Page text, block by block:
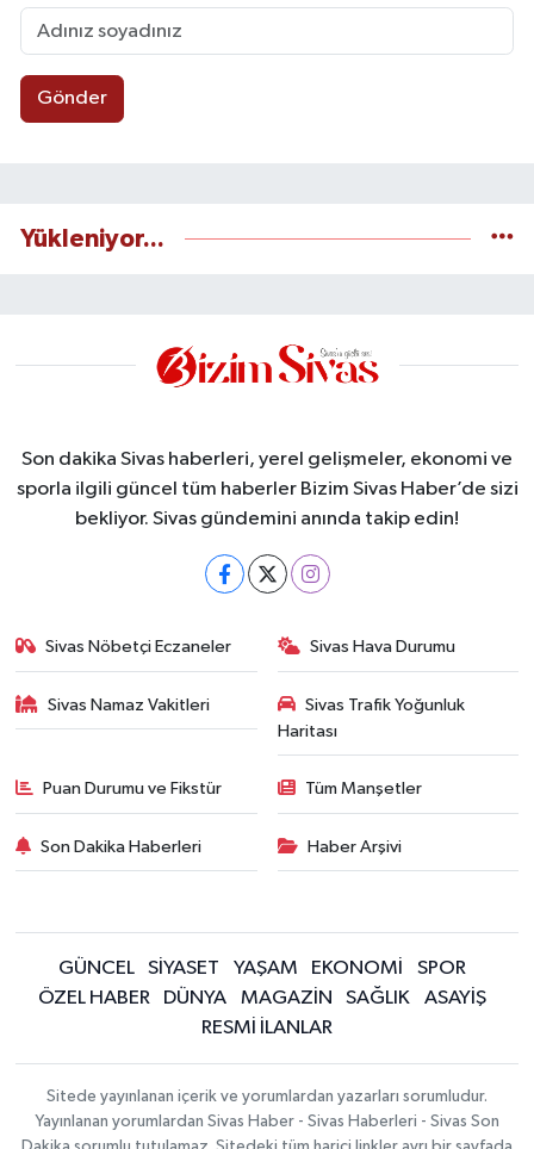
Gönder
Yükleniyor...
Son dakika Sivas haberleri, yerel gelişmeler, ekonomi ve
sporla ilgili güncel tüm haberler Bizim Sivas Haber’de sizi
bekliyor. Sivas gündemini anında takip edin!
Sivas Nöbetçi Eczaneler Sivas Hava Durumu
Sivas Namaz Vakitleri
Sivas Trafik Yoğunluk
Haritası
Puan Durumu ve Fikstür Tüm Manşetler
Son Dakika Haberleri Haber Arşivi
GÜNCEL SİYASET YAŞAM EKONOMİ
SPOR
ÖZEL HABER
DÜNYA MAGAZİN SAĞLIK
ASAYİŞ
RESMİ İLANLAR
Sitede yayınlanan içerik ve yorumlardan yazarları sorumludur.
Yayınlanan yorumlardan Sivas Haber - Sivas Haberleri - Sivas Son